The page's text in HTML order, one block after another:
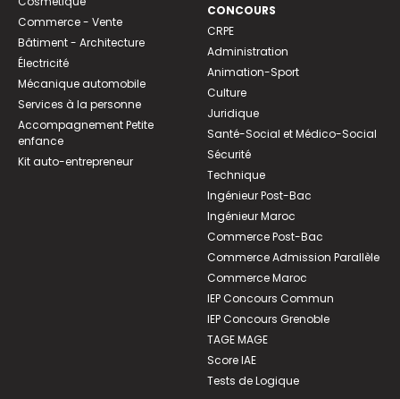
Commerce - Vente
Bâtiment - Architecture
Électricité
Mécanique automobile
Services à la personne
Accompagnement Petite
enfance
Kit auto-entrepreneur
CONCOURS
CRPE
Administration
Animation-Sport
Culture
Juridique
Santé-Social et Médico-Social
Sécurité
Technique
Ingénieur Post-Bac
Ingénieur Maroc
Commerce Post-Bac
Commerce Admission Parallèle
Commerce Maroc
IEP Concours Commun
IEP Concours Grenoble
TAGE MAGE
Score IAE
Tests de Logique